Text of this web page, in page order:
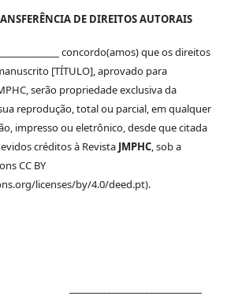
DE DIREITOS AUTORAIS
concordo(amos) que os direitos
[TÍTULO], aprovado para
serão propriedade exclusiva da
reprodução, total ou parcial, em qualquer
impresso ou eletrônico, desde que citada
créditos à Revista JMPHC, sob a
CC BY
licenses/by/4.0/deed.pt).